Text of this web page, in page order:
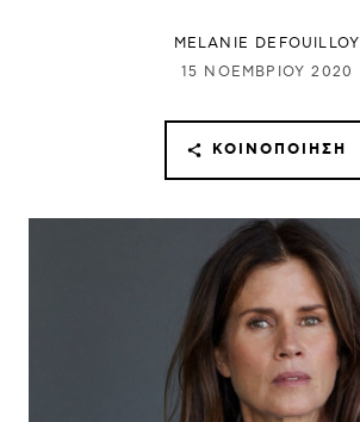
MELANIE DEFOUILLOY
15 ΝΟΕΜΒΡΊΟΥ 2020
ΚΟΙΝΟΠΟΊΗΣΗ